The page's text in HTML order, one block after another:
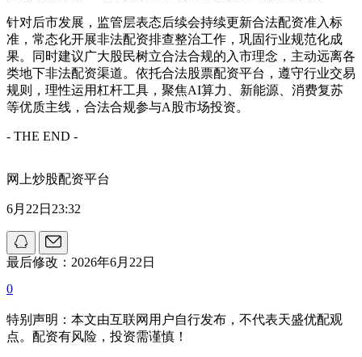
针对后市发展，监管层表态后续会持续更新合法配资准入标
准，常态化开展非法配资排查整治工作，巩固行业规范化成
果。同时建议广大股民树立合法合规的入市理念，主动远离各
类地下非法配资渠道。依托合法股票配资平台，遵守行业交易
规则，理性运用杠杆工具，聚焦AI算力、新能源、消费复苏
等优质主线，合法合规参与A股市场投资。
- THE END -
网上炒股配资平台
6月22日23:32
最后修改：2026年6月22日
0
特别声明：本文由互联网用户自行发布，不代表天盛优配观
点。配资有风险，投资需谨慎！